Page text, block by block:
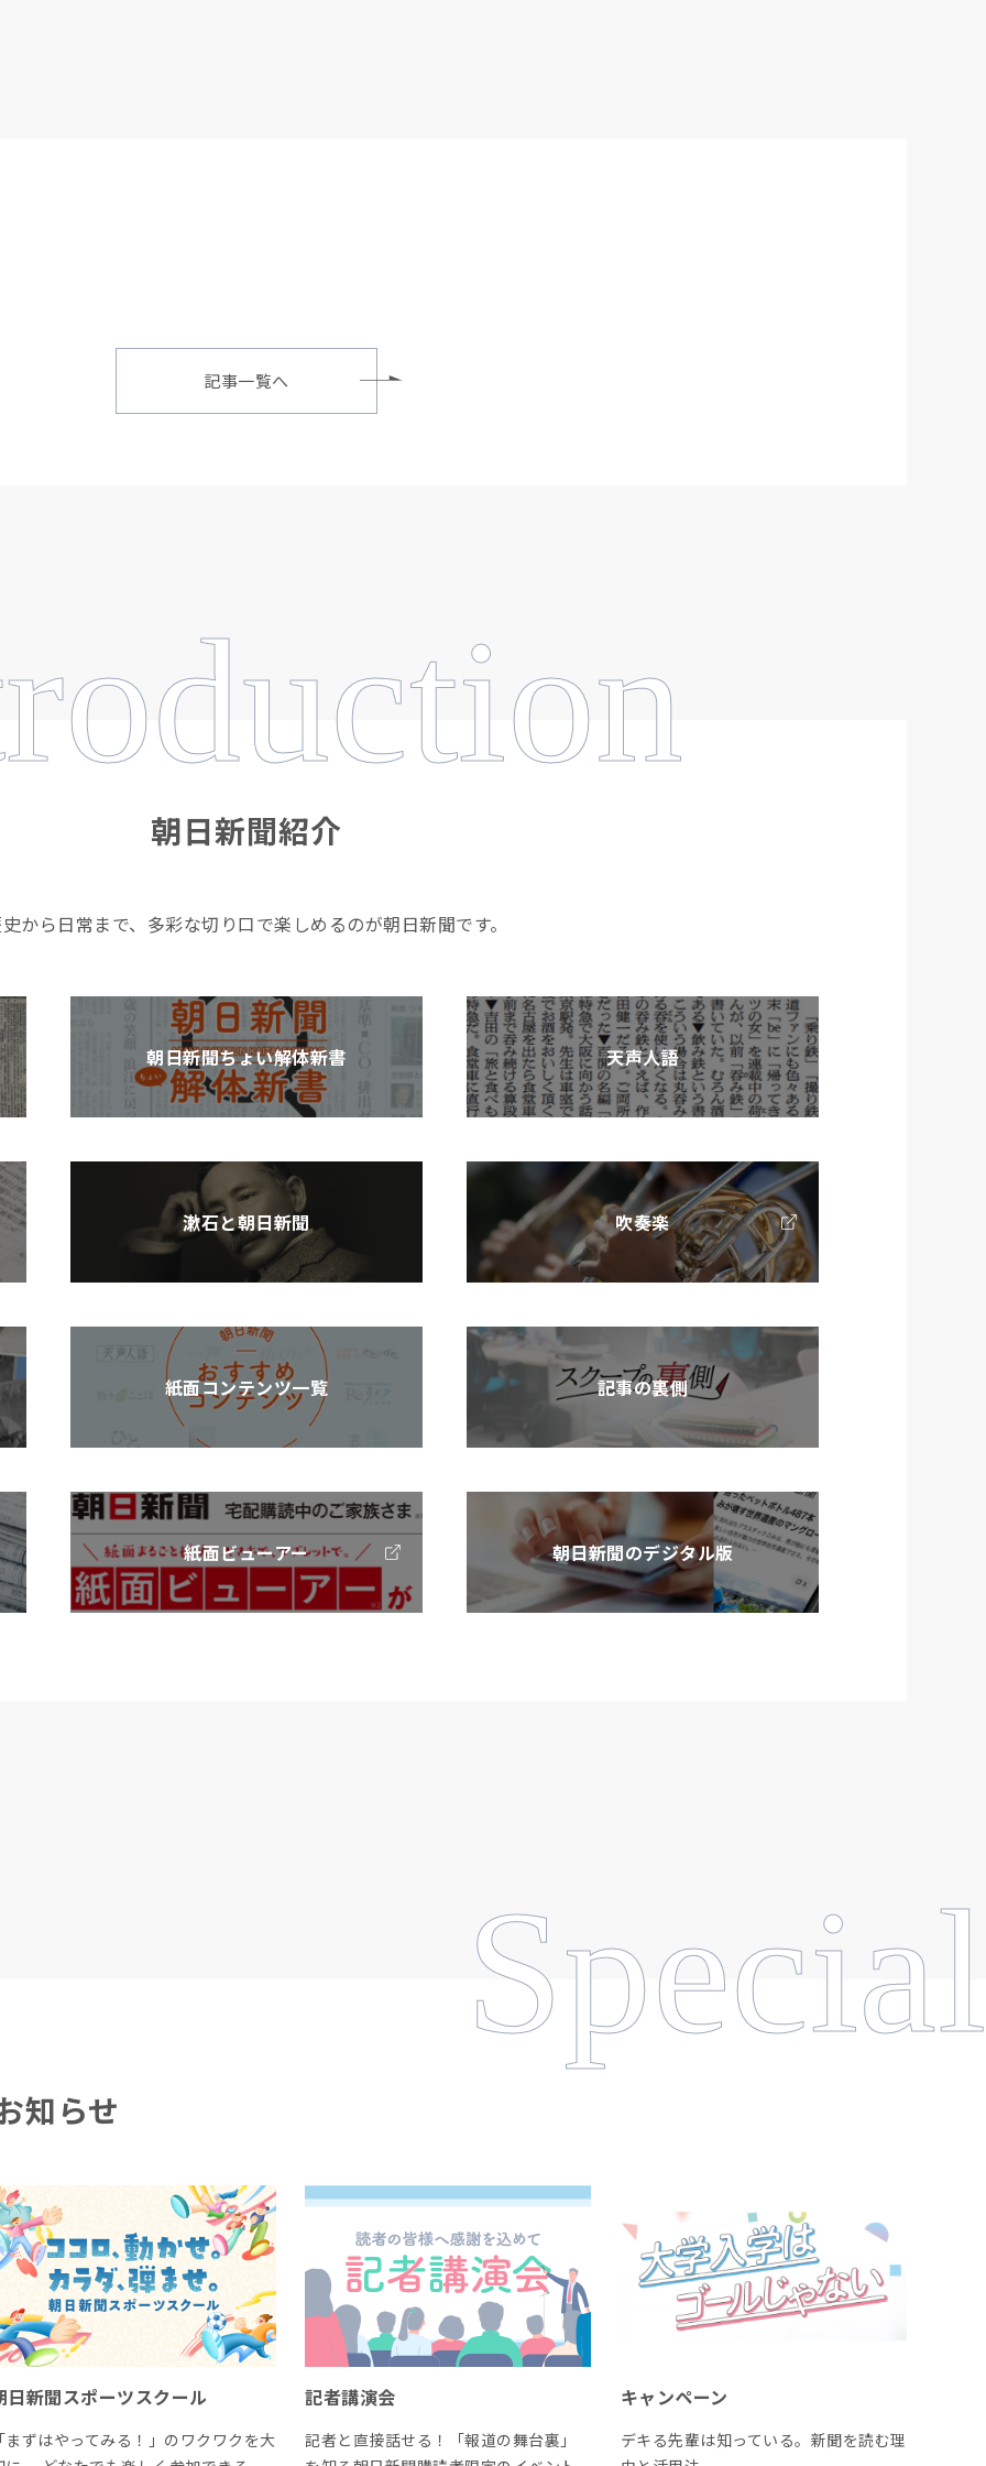
記事一覧へ
朝日新聞紹介
から日常まで、多彩な切り口で楽しめるのが朝日新聞です。
朝日新聞ちょい解体新書 天声人語
漱石と朝日新聞 吹奏楽
紙面コンテンツ一覧 記事の裏側
紙面ビューアー 朝日新聞のデジタル版
Special
知らせ
日新聞スポーツスクール
まずはやってみる！」のワクワクを大
記者講演会
記者と直接話せる！「報道の舞台裏」
キャンペーン
デキる先輩は知っている。新聞を読む理